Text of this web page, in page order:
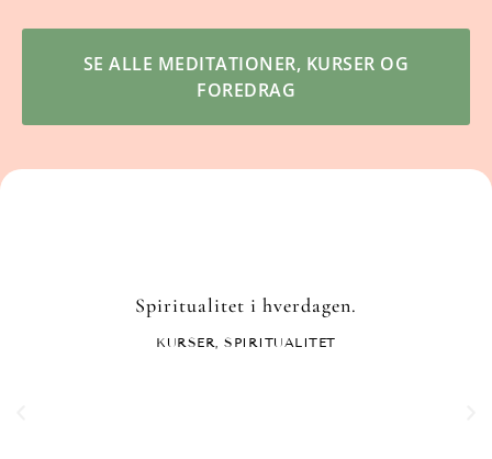
SE ALLE MEDITATIONER, KURSER OG
FOREDRAG
Spiritualitet i hverdagen.
KURSER,SPIRITUALITET